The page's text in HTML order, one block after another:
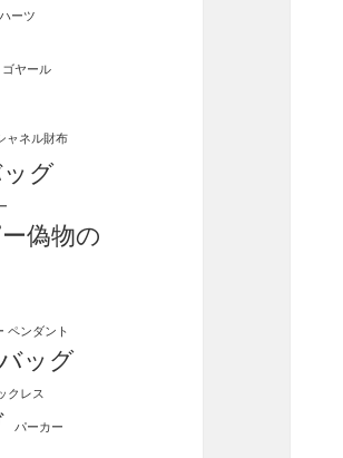
ーツ
ゴヤール
ャネル財布
グ
偽物の
ペンダント
ッグ
クレス
パーカー